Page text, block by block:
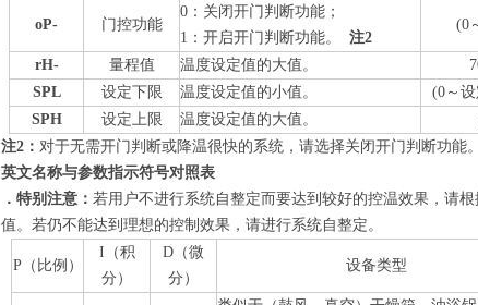
oP- 门控功能
0：关闭开门判断功能；
1：开启开门判断功能。注2
(0
rH- 量程值 温度设定值的大值。
SPL
设定下限 温度设定值的小值。
(0～
SPH
设定上限 温度设定值的大值。
注2： 对于无需开门判断或降温很快的系统，请选择关闭开门判断功能。
英文名称与参数指示符号对照表
．特别注意： 若用户不进行系统自整定而要达到较好的控温效果，请
值。若仍不能达到理想的控制效果，请进行系统自整定。
P（比例）
I（积
分）
D（微
分）
设备类型